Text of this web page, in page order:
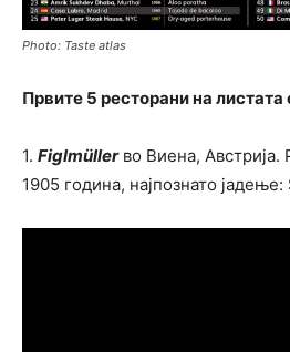
Photo: Taste atlas
Првите 5 ресторани на листата
1. Figlmüllerво Виена, Австрија.
1905 година, најпознато